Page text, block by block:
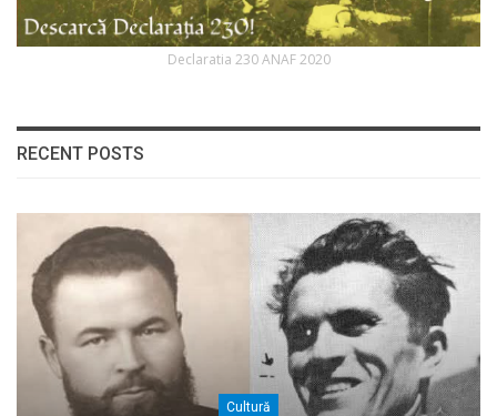
Declaratia 230 ANAF 2020
RECENT POSTS
Cultură